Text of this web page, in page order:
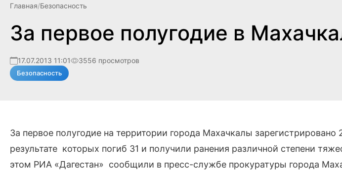
Главная/Безопасность
За первое полугодие в
17.07.2013 11:01 3556 просмотров
Безопасность
За первое полугодие на территории города Махачкалы
результате которых погиб 31 и получили ранения различной степени
этом РИА «Дагестан» сообщили в пресс-службе прокуратуры города